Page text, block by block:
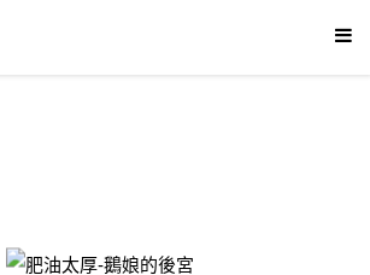
肥油太厚-鵝娘的後宮